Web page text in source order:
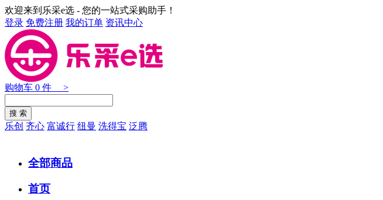
欢迎来到乐采e选 - 您的一站式采购助手！
登录 免费注册 我的订单 资讯中心
购物车 0 件 >
乐创 齐心 富诚行 纽曼 洗得宝 泛腾
全部商品
首页